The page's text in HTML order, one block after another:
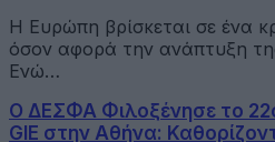
Η Ευρώπη βρίσκεται σε ένα
όσον αφορά την ανάπτυξη
Ενώ…
Ο ΔΕΣΦΑ Φιλοξένησε το
GIE στην Αθήνα: